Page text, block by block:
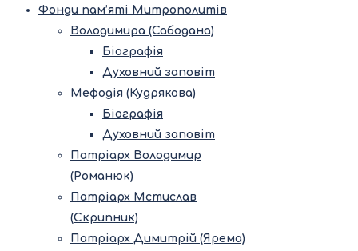
Фонди пам’яті Митрополитів
Володимира (Сабодана)
Біографія
Духовний заповіт
Мефодія (Кудрякова)
Біографія
Духовний заповіт
Патріарх Володимир
(Романюк)
Патріарх Мстислав
(Скрипник)
Патріарх Димитрій (Ярема)